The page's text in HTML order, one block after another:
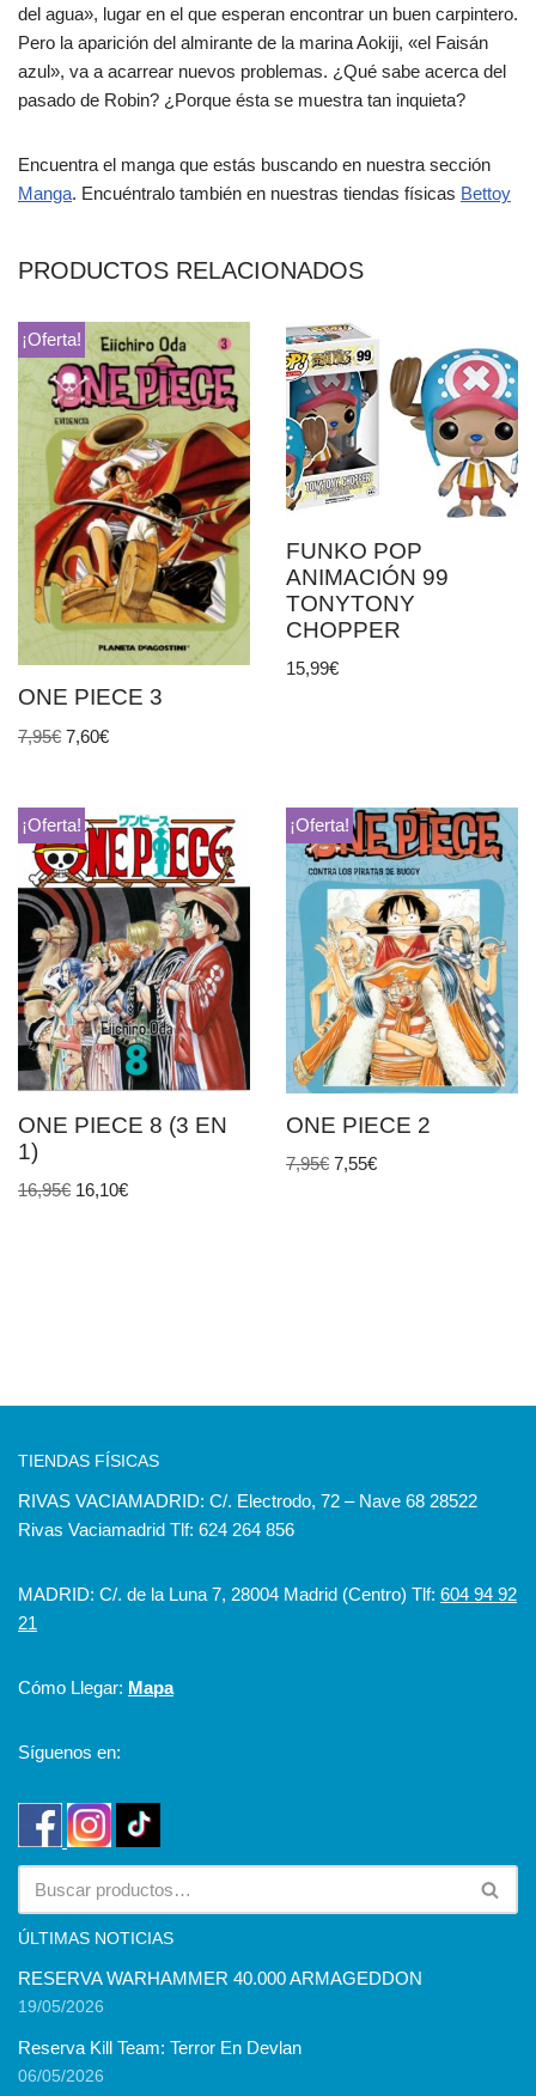
del agua», lugar en el que esperan encontrar un buen carpintero.
Pero la aparición del almirante de la marina Aokiji, «el Faisán
azul», va a acarrear nuevos problemas. ¿Qué sabe acerca del
pasado de Robin? ¿Porque ésta se muestra tan inquieta?
Encuentra el manga que estás buscando en nuestra sección
Manga. Encuéntralo también en nuestras tiendas físicas Bettoy
PRODUCTOS RELACIONADOS
¡Oferta!
ONE PIECE 3
7,95€ 7,60€
FUNKO POP
ANIMACIÓN 99
TONYTONY
CHOPPER
15,99€
¡Oferta!
ONE PIECE 8 (3 EN
1)
16,95€ 16,10€
¡Oferta!
ONE PIECE 2
7,95€ 7,55€
TIENDAS FÍSICAS
RIVAS VACIAMADRID: C/. Electrodo, 72 – Nave 68 28522
Rivas Vaciamadrid Tlf: 624 264 856
MADRID: C/. de la Luna 7, 28004 Madrid (Centro) Tlf: 604 94 92
21
Cómo Llegar: Mapa
Síguenos en:
ÚLTIMAS NOTICIAS
RESERVA WARHAMMER 40.000 ARMAGEDDON
19/05/2026
Reserva Kill Team: Terror En Devlan
06/05/2026